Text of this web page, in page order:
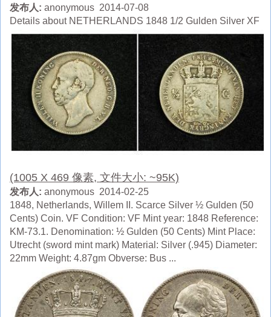
发布人: anonymous 2014-07-08
Details about NETHERLANDS 1848 1/2 Gulden Silver XF
(1005 X 469 像素, 文件大小: ~95K)
发布人: anonymous 2014-02-25
1848, Netherlands, Willem II. Scarce Silver ½ Gulden (50
Cents) Coin. VF Condition: VF Mint year: 1848 Reference:
KM-73.1. Denomination: ½ Gulden (50 Cents) Mint Place:
Utrecht (sword mint mark) Material: Silver (.945) Diameter:
22mm Weight: 4.87gm Obverse: Bus ...